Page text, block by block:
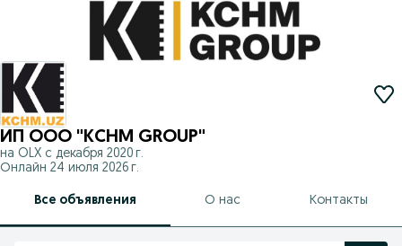
ИП ООО "KCHM GROUP"
на OLX с декабря 2020 г.
Онлайн 24 июля 2026 г.
Все объявления О нас Контакты